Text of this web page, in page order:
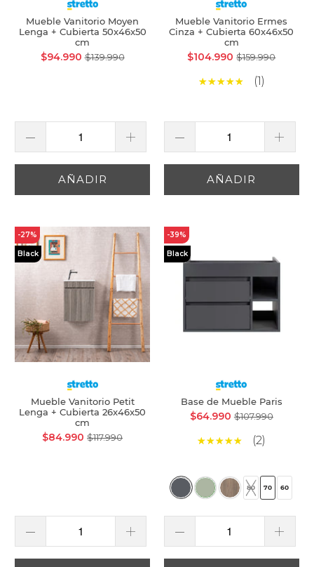
Mueble Vanitorio Moyen
Lenga + Cubierta 50x46x50
cm
$94.990$139.990
AÑADIR
Mueble Vanitorio Ermes
Cinza + Cubierta 60x46x50
cm
$104.990$159.990
(1)
AÑADIR
-27%
Black
Mueble Vanitorio Petit
Lenga + Cubierta 26x46x50
cm
$84.990$117.990
-39%
Black
Base de Mueble Paris
$64.990 $107.990
(2)
80 70 60